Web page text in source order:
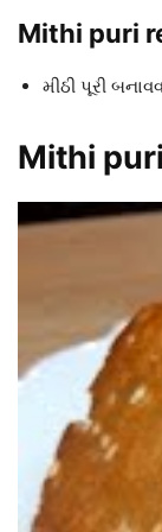
Mithi puri
મીઠી પૂરી
Mithi